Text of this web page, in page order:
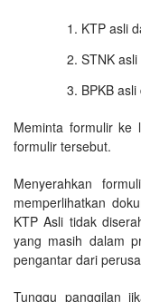
KTP asli
STNK
BPKB
Meminta formulir ke
formulir tersebut.
Menyerahkan
memperlihatkan
KTP Asli tidak
yang masih dalam
pengantar dari
Tunggu panggilan